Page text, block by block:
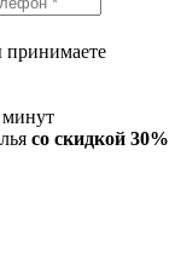
принимаете
минут
со скидкой 30%